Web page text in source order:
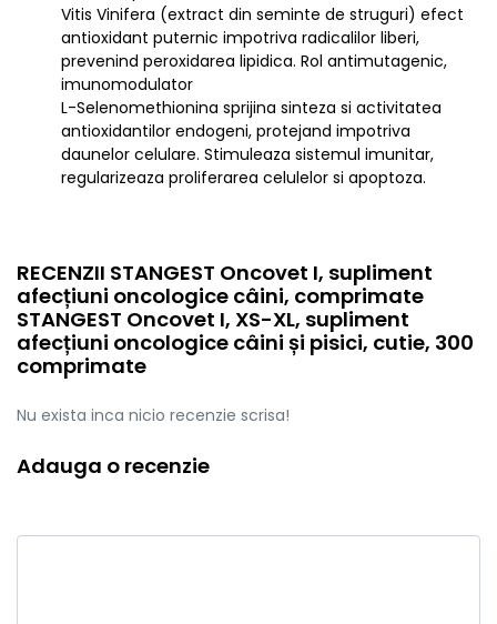
Vitis Vinifera (extract din seminte de struguri) efect
antioxidant puternic impotriva radicalilor liberi,
prevenind peroxidarea lipidica. Rol antimutagenic,
imunomodulator
L-Selenomethionina sprijina sinteza si activitatea
antioxidantilor endogeni, protejand impotriva
daunelor celulare. Stimuleaza sistemul imunitar,
regularizeaza proliferarea celulelor si apoptoza.
RECENZII STANGEST Oncovet I, supliment
afecțiuni oncologice câini, comprimate
STANGEST Oncovet I, XS-XL, supliment
afecțiuni oncologice câini și pisici, cutie, 300
comprimate
Nu exista inca nicio recenzie scrisa!
Adauga o recenzie